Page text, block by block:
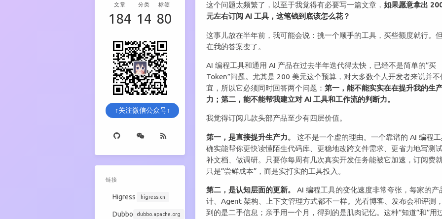
这个问题太频繁了，以至于我觉得有必要写一篇文章，如果愿意拿出
元左右订阅 AI 工具，这笔钱到底该怎么花？
这事儿放在半年前，我可能会说：挑一个顺手的工具，买些额度就行。
在我的答案变了。
AI 编程工具和通用 AI 产品在过去半年迭代得太快，已经不是简单的”买
Token”问题。尤其是 200 美元这个预算，对大多数个人开发者来说并不
宜，所以它必须同时回答两个问题：第一，能不能实实在在提升我的生
力；第二，能不能帮我建立对 AI 工具和工作流的判断力。
我觉得订阅几款头部产品至少有四层价值。
第一，是直接提升生产力。
这不是一个虚的理由。一个靠谱的 AI 编程
确实能帮你更快读懂陌生代码库、更稳地改跨文件需求、更省力地写测
补文档、做调研。只要你每周有几次真实开发任务能被它加速，订阅费
只是”尝鲜成本”，而是实打实的工具投入。
第二，是认知层面的更新。
AI 编程工具的变化速度非常夸张，每家的产
计、Agent 架构、上下文管理方式都不一样。光看博客、发布会和评测
到的是二手信息；亲手用一个月，得到的是肌肉记忆。这种”知道”和”用
文章
184
分类
14
标签
80
↑关注微信公众号↑
链接
Higress higress.cn
Dubbo dubbo.apache.org